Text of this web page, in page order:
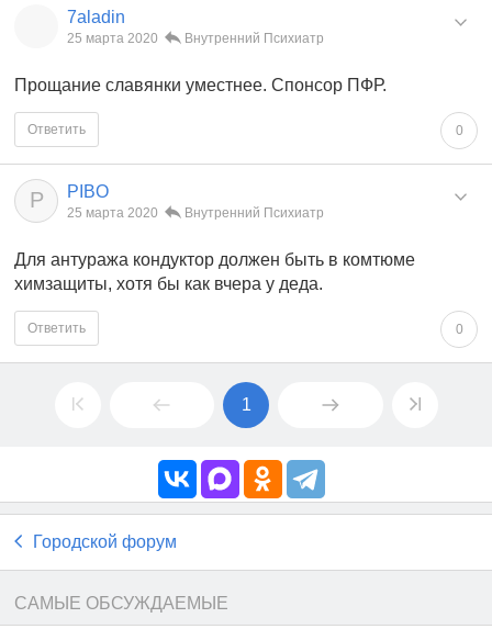
7aladin
25 марта 2020 Внутренний Психиатр
Прощание славянки уместнее. Спонсор ПФР.
0
Ответить
P PIBO
25 марта 2020 Внутренний Психиатр
Для антуража кондуктор должен быть в комтюме
химзащиты, хотя бы как вчера у деда.
0
Ответить
1
Городской форум
САМЫЕ ОБСУЖДАЕМЫЕ